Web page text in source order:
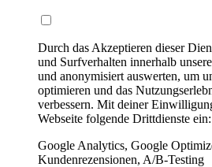
Durch das Akzeptieren dieser
und Surfverhalten innerhalb
und anonymisiert auswerten, um
optimieren und das
verbessern. Mit deiner
Webseite folgende Drittdienste ein:
Google Analytics, Google
Kundenrezensionen, A/B-Testing